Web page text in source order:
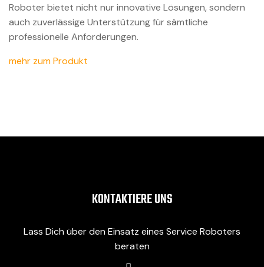
Roboter bietet nicht nur innovative Lösungen, sondern
auch zuverlässige Unterstützung für sämtliche
professionelle Anforderungen.
mehr zum Produkt
KONTAKTIERE UNS
Lass Dich über den Einsatz eines Service Roboters
beraten